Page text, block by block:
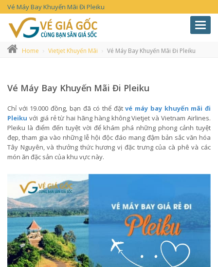
Vé Máy Bay Khuyến Mãi Đi Pleiku
Home Vietjet Khuyến Mãi Vé Máy Bay Khuyến Mãi Đi Pleiku
Vé Máy Bay Khuyến Mãi Đi Pleiku
Chỉ với 19.000 đồng, bạn đã có thể đặtvé máy bay khuyến mãi đi
Pleiku với giá rẻ từ hai hãng hàng không Vietjet và Vietnam Airlines.
Pleiku là điểm đến tuyệt vời để khám phá những phong cảnh tuyệt
đẹp, tham gia vào những lễ hội độc đáo mang đậm bản sắc văn hóa
Tây Nguyên, và thưởng thức hương vị đặc trưng của cà phê và các
món ăn đặc sản của khu vực này.